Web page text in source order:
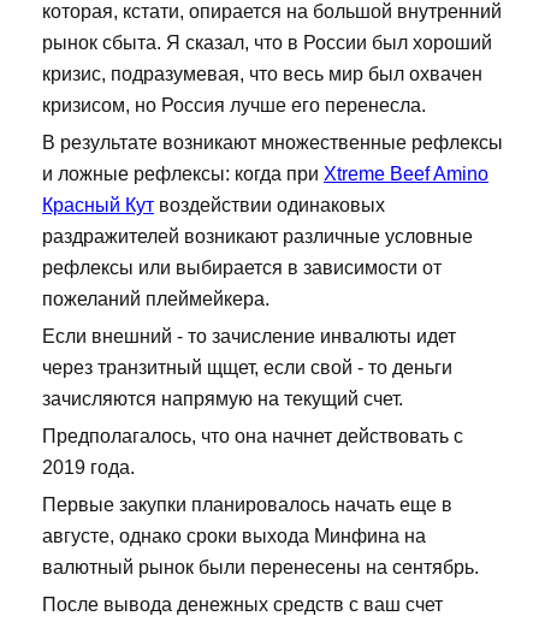
которая, кстати, опирается на большой внутренний
рынок сбыта. Я сказал, что в России был хороший
кризис, подразумевая, что весь мир был охвачен
кризисом, но Россия лучше его перенесла.
В результате возникают множественные рефлексы
и ложные рефлексы: когда при Xtreme Beef Amino
Красный Кут воздействии одинаковых
раздражителей возникают различные условные
рефлексы или выбирается в зависимости от
пожеланий плеймейкера.
Если внешний - то зачисление инвалюты идет
через транзитный щщет, если свой - то деньги
зачисляются напрямую на текущий счет.
Предполагалось, что она начнет действовать с
2019 года.
Первые закупки планировалось начать еще в
августе, однако сроки выхода Минфина на
валютный рынок были перенесены на сентябрь.
После вывода денежных средств с ваш счет